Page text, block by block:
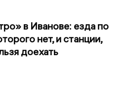
в Иванове: езда по
нет, и станции,
доехать